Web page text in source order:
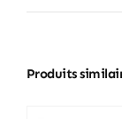
Produits